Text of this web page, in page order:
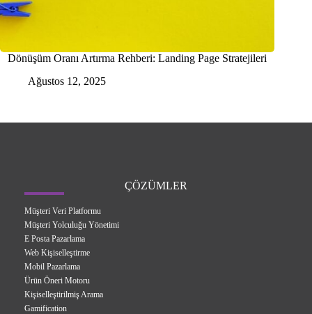
Dönüşüm Oranı Artırma Rehberi: Landing Page Stratejileri
Ağustos 12, 2025
ÇÖZÜMLER
Müşteri Veri Platformu
Müşteri Yolculuğu Yönetimi
E Posta Pazarlama
Web Kişiselleştirme
Mobil Pazarlama
Ürün Öneri Motoru
Kişiselleştirilmiş Arama
Gamification